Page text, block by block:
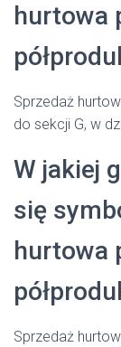
hurtowa
Sprzedaż
do sekcji G, w
W jakiej
się
hurtowa
Sprzedaż